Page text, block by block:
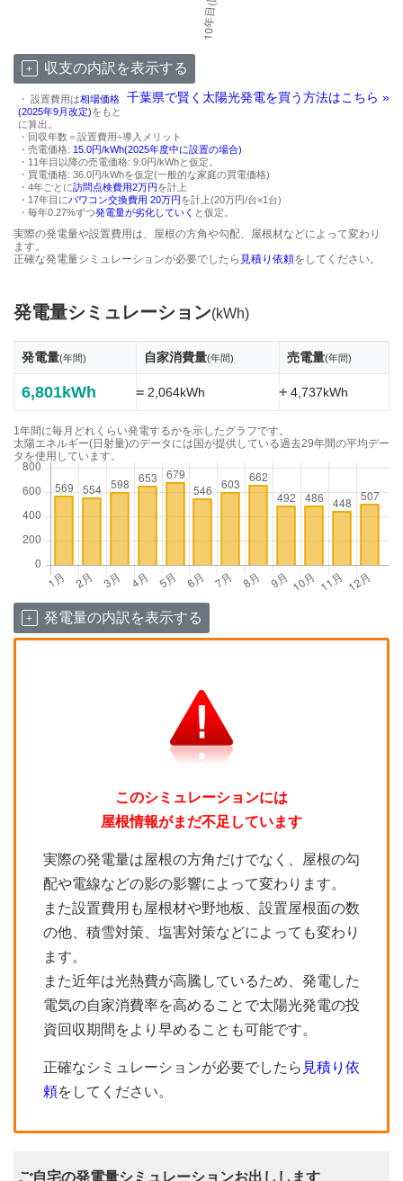
収支の内訳を表示する
千葉県で賢く太陽光発電を買う方法はこちら »
・ 設置費用は相場価格
(2025年9月改定)をもと
に算出。
・回収年数＝設置費用÷導入メリット
・売電価格: 15.0円/kWh(2025年度中に設置の場合)
・11年目以降の売電価格: 9.0円/kWhと仮定。
・買電価格: 36.0円/kWhを仮定(一般的な家庭の買電価格)
・4年ごとに訪問点検費用2万円を計上
・17年目にパワコン交換費用 20万円を計上(20万円/台×1台)
・毎年0.27%ずつ発電量が劣化していく と仮定。
実際の発電量や設置費用は、屋根の方角や勾配、屋根材などによって変わり
ます。
正確な発電量シミュレーションが必要でしたら 見積り依頼をしてください。
発電量シミュレーション(kWh)
発電量(年間) 自家消費量(年間) 売電量(年間)
6,801kWh =2,064kWh +4,737kWh
1年間に毎月どれくらい発電するかを示したグラフです。
太陽エネルギー(日射量)のデータには国が提供している過去29年間の平均デー
タを使用しています。
発電量の内訳を表示する
このシミュレーションには
屋根情報がまだ不足しています
実際の発電量は屋根の方角だけでなく、屋根の勾
配や電線などの影の影響によって変わります。
また設置費用も屋根材や野地板、設置屋根面の数
の他、積雪対策、塩害対策などによっても変わり
ます。
また近年は光熱費が高騰しているため、発電した
電気の自家消費率を高めることで太陽光発電の投
資回収期間をより早めることも可能です。
正確なシミュレーションが必要でしたら 見積り依
頼をしてください。
ご自宅の発電量シミュレーションお出しします